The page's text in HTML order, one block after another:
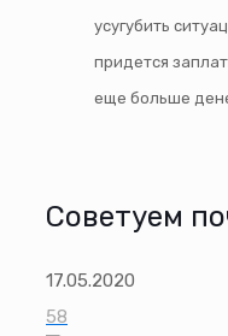
усугубить
придется
еще больше
Советуем
17.05.2020
58